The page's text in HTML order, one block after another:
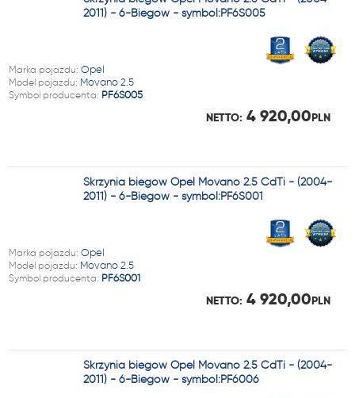
2011) - 6-Biegów - symbol:PF6S005
Marka pojazdu: Opel
Model pojazdu: Movano 2.5
Symbol producenta: PF6S005
NETTO: 4 920,00PLN
Skrzynia biegów Opel Movano 2.5 CdTi - (2004-
2011) - 6-Biegów - symbol:PF6S001
Marka pojazdu: Opel
Model pojazdu: Movano 2.5
Symbol producenta: PF6S001
NETTO: 4 920,00PLN
Skrzynia biegów Opel Movano 2.5 CdTi - (2004-
2011) - 6-Biegów - symbol:PF6006